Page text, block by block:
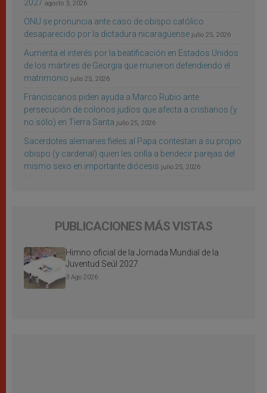
2027 agosto 3, 2026
ONU se pronuncia ante caso de obispo católico
desaparecido por la dictadura nicaragüense julio 25, 2026
Aumenta el interés por la beatificación en Estados Unidos
de los mártires de Georgia que murieron defendiendo el
matrimonio julio 25, 2026
Franciscanos piden ayuda a Marco Rubio ante
persecución de colonos judíos que afecta a cristianos (y
no sólo) en Tierra Santa julio 25, 2026
Sacerdotes alemanes fieles al Papa contestan a su propio
obispo (y cardenal) quien les orilla a bendecir parejas del
mismo sexo en importante diócesis julio 25, 2026
PUBLICACIONES MÁS VISTAS
Himno oficial de la Jornada Mundial de la
Juventud Seúl 2027
3 Ago 2026